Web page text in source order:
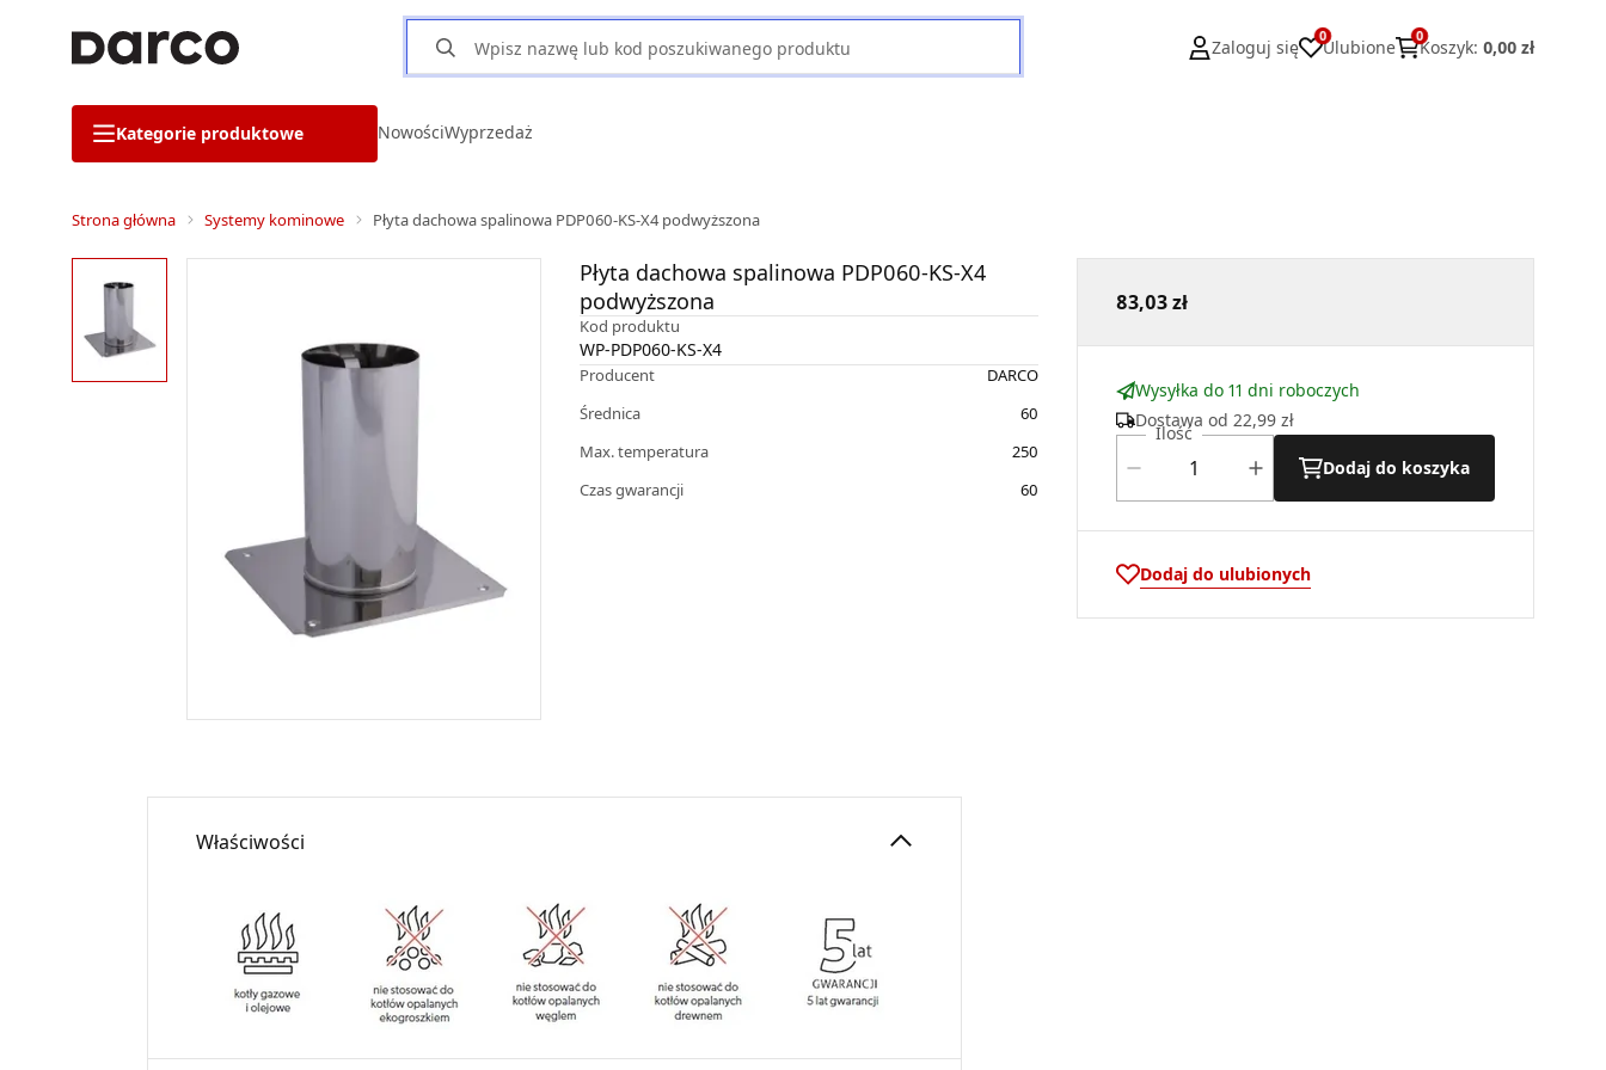
Zaloguj się
0
Ulubione
0
Koszyk: 0,00 zł
Kategorie produktowe NowościWyprzedaż
Strona główna Systemy kominowe Płyta dachowa spalinowa PDP060-KS-X4 podwyższona
Płyta dachowa spalinowa PDP060-KS-X4
podwyższona
Kod produktu
WP-PDP060-KS-X4
Producent
DARCO
Średnica
60
Max. temperatura
250
Czas gwarancji
60
83,03 zł
Wysyłka do 11 dni roboczych
Dostawa od 22,99 zł
Ilość
Dodaj do koszyka
Dodaj do ulubionych
Właściwości